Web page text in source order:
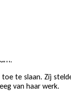
Coccinelle
bouwde ze een
te slaan. Zij
van haar werk.